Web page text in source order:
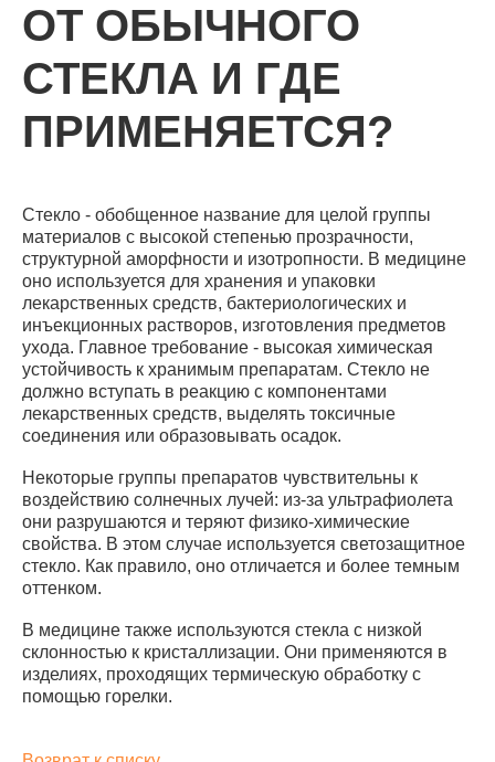
ОТ ОБЫЧНОГО
СТЕКЛА И ГДЕ
ПРИМЕНЯЕТСЯ?
Стекло - обобщенное название для целой группы
материалов с высокой степенью прозрачности,
структурной аморфности и изотропности. В медицине
оно используется для хранения и упаковки
лекарственных средств, бактериологических и
инъекционных растворов, изготовления предметов
ухода. Главное требование - высокая химическая
устойчивость к хранимым препаратам. Стекло не
должно вступать в реакцию с компонентами
лекарственных средств, выделять токсичные
соединения или образовывать осадок.
Некоторые группы препаратов чувствительны к
воздействию солнечных лучей: из-за ультрафиолета
они разрушаются и теряют физико-химические
свойства. В этом случае используется светозащитное
стекло. Как правило, оно отличается и более темным
оттенком.
В медицине также используются стекла с низкой
склонностью к кристаллизации. Они применяются в
изделиях, проходящих термическую обработку с
помощью горелки.